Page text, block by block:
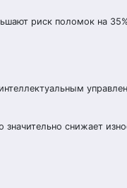
риск поломок на
снижает